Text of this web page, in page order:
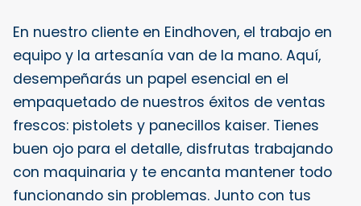
En nuestro cliente en Eindhoven, el trabajo en
equipo y la artesanía van de la mano. Aquí,
desempeñarás un papel esencial en el
empaquetado de nuestros éxitos de ventas
frescos: pistolets y panecillos kaiser. Tienes
buen ojo para el detalle, disfrutas trabajando
con maquinaria y te encanta mantener todo
funcionando sin problemas. Junto con tus